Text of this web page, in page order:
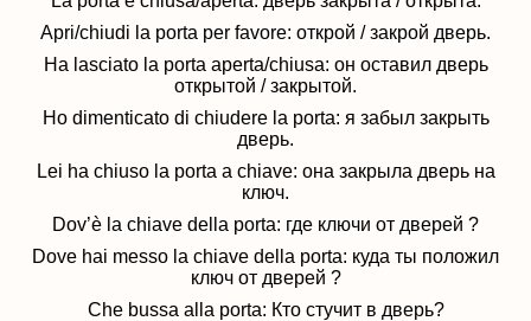
Apri/chiudi la porta per favore: открой / закрой дверь.
Ha lasciato la porta aperta/chiusa: он оставил дверь
открытой / закрытой.
Ho dimenticato di chiudere la porta: я забыл закрыть
дверь.
Lei ha chiuso la porta a chiave: она закрыла дверь на
ключ.
Dov’è la chiave della porta: где ключи от дверей ?
Dove hai messo la chiave della porta: куда ты положил
ключ от дверей ?
Che bussa alla porta: Кто стучит в дверь?